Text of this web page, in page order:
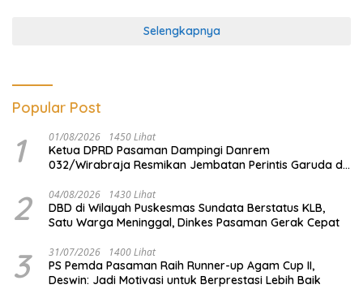
Selengkapnya
Popular Post
1 01/08/2026 1450 Lihat
Ketua DPRD Pasaman Dampingi Danrem
032/Wirabraja Resmikan Jembatan Perintis Garuda di
2 04/08/2026 1430 Lihat
DBD di Wilayah Puskesmas Sundata Berstatus KLB,
Satu Warga Meninggal, Dinkes Pasaman Gerak Cepat
3 31/07/2026 1400 Lihat
PS Pemda Pasaman Raih Runner-up Agam Cup II,
Deswin: Jadi Motivasi untuk Berprestasi Lebih Baik